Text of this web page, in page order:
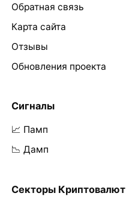
Обратная связь
Карта сайта
Отзывы
Обновления проекта
Сигналы
📈 Памп
📉 Дамп
Секторы Криптовалют